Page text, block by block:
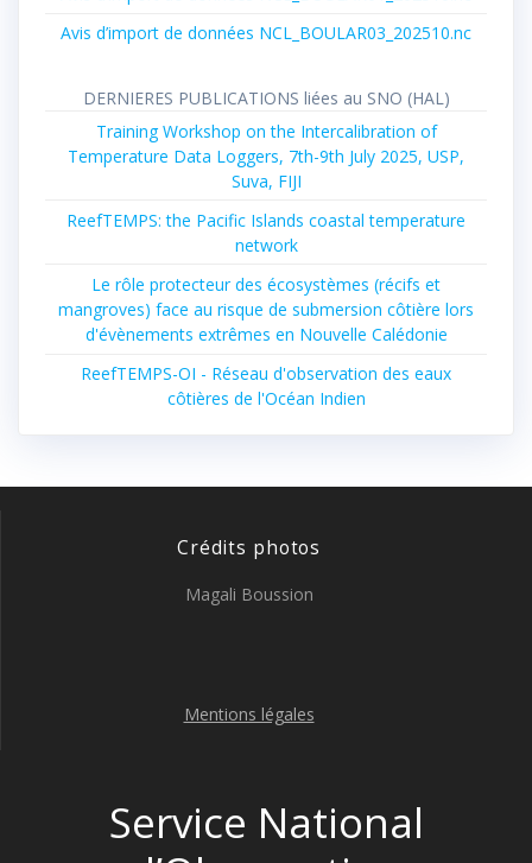
Avis d’import de données NCL_BOULAR03_202510.nc
DERNIERES PUBLICATIONS liées au SNO (HAL)
Training Workshop on the Intercalibration of
Temperature Data Loggers, 7th-9th July 2025, USP,
Suva, FIJI
ReefTEMPS: the Pacific Islands coastal temperature
network
Le rôle protecteur des écosystèmes (récifs et
mangroves) face au risque de submersion côtière lors
d'évènements extrêmes en Nouvelle Calédonie
ReefTEMPS-OI - Réseau d'observation des eaux
côtières de l'Océan Indien
Crédits photos
Magali Boussion
Mentions légales
Service National